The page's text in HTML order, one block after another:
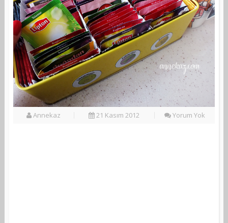
Annekaz 21 Kasım 2012 Yorum Yok